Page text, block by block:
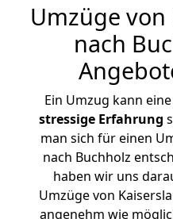
Umzüge
nach
Ein Umzug kann
stressige Erfahrung
man sich für einen
nach Buchholz
haben wir uns
Umzüge von
angenehm wie